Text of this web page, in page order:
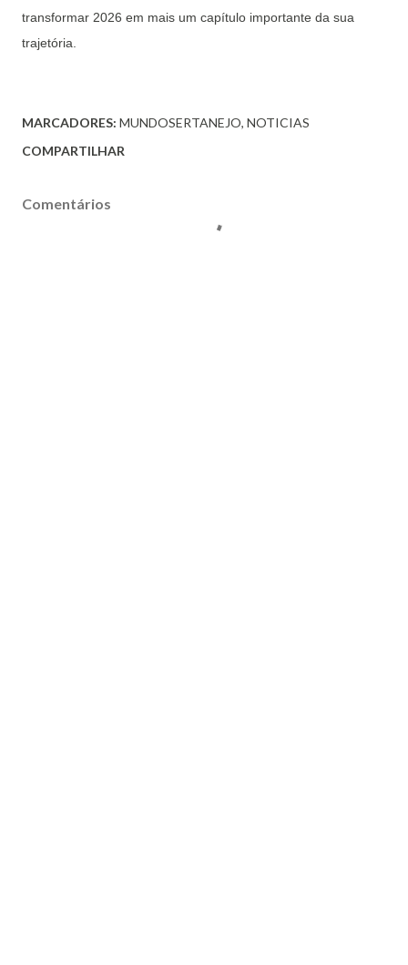
transformar 2026 em mais um capítulo importante da sua
trajetória.
MARCADORES: MUNDOSERTANEJO NOTICIAS
COMPARTILHAR
Comentários